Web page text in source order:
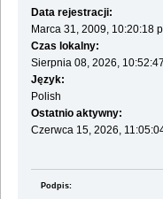
Data rejestracji:
Marca 31, 2009, 10:20:18
Czas lokalny:
Sierpnia 08, 2026,
Język:
Polish
Ostatnio aktywny:
Czerwca 15, 2026,
Podpis: